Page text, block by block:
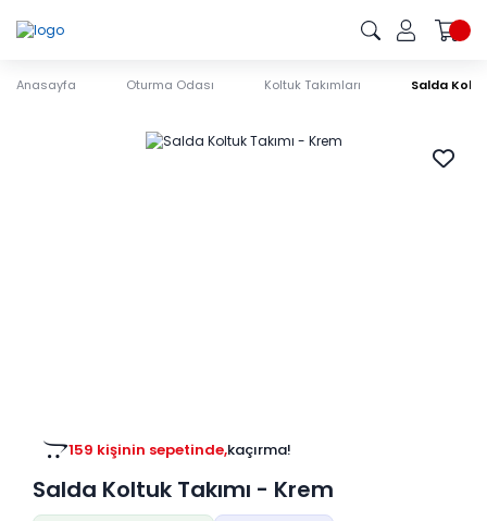
Anasayfa Oturma Odası Koltuk Takımları Salda
159 kişinin sepetinde,kaçırma!
Salda Koltuk Takımı - Krem